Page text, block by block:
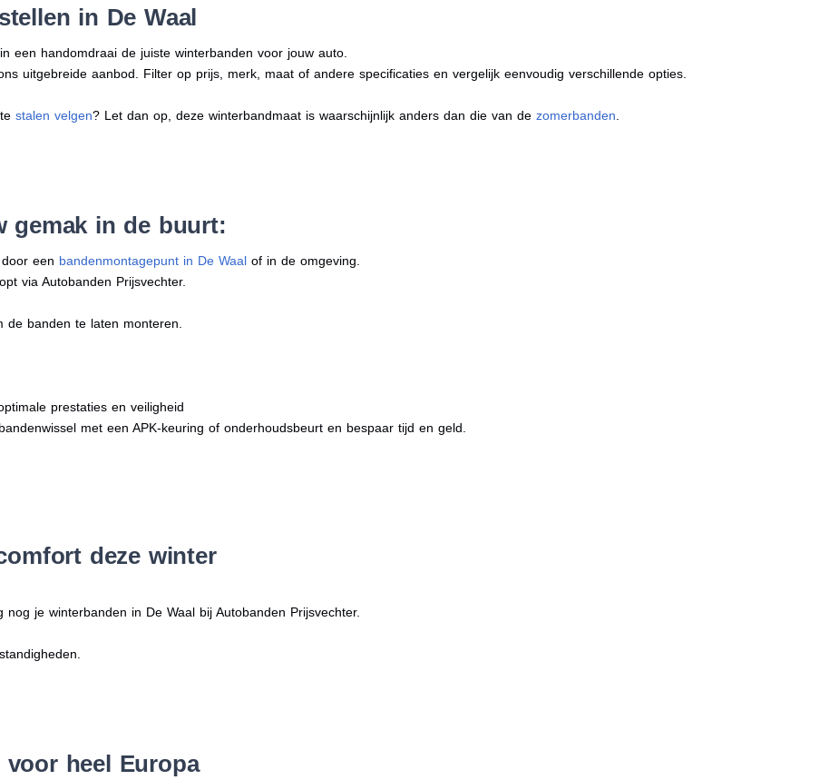
in De Waal
een handomdraai de juiste winterbanden voor jouw auto.
uitgebreide aanbod. Filter op prijs, merk, maat of andere specificaties en vergelijk eenvoudig verschillende opties.
stalen velgen? Let dan op, deze winterbandmaat is waarschijnlijk anders dan die van dezomerbanden
gemak in de buurt:
een bandenmontagepunt in De Waal of in de omgeving.
via Autobanden Prijsvechter.
banden te laten monteren.
prestaties en veiligheid
met een APK-keuring of onderhoudsbeurt en bespaar tijd en geld.
deze winter
je winterbanden in De Waal bij Autobanden Prijsvechter.
heel Europa